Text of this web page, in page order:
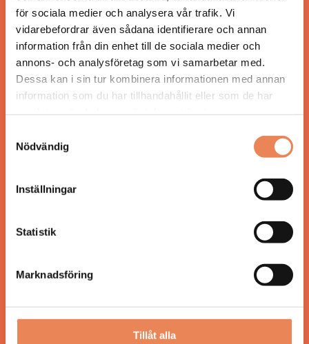
för sociala medier och analysera vår trafik. Vi
vidarebefordrar även sådana identifierare och annan
information från din enhet till de sociala medier och
annons- och analysföretag som vi samarbetar med.
Dessa kan i sin tur kombinera informationen med annan
information som du har tillhandahållit eller som de har
Nödvändig
Inställningar
Statistik
Marknadsföring
Tillåt alla
för ägare och ledare inom besöksnäringen.
Tidningen ges ut avVisita.
ANSVARIG UTGIVARE
Jonas Siljhammar
Allt material på besoksliv.se är skyddat enligt
118 23 Stockholm